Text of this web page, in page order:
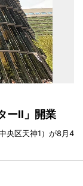
ーII」開業
央区天神1）が8月4